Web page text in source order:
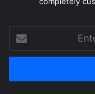
your
Email